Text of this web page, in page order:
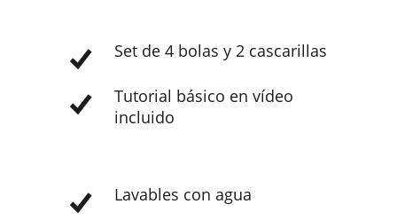
Set de 4 bolas y 2 cascarillas
Tutorial básico en vídeo
incluido
Lavables con agua